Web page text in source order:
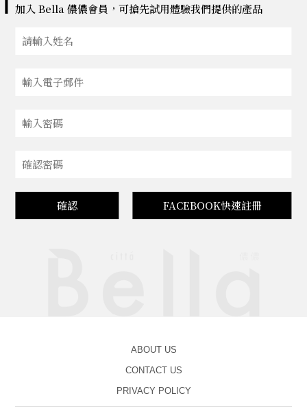
加入 Bella 儂儂會員，可搶先試用體驗我們提供的產品
確認 FACEBOOK快速註冊
ABOUT US
CONTACT US
PRIVACY POLICY